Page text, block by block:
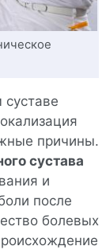
причины.
сустава
и
после
болевых